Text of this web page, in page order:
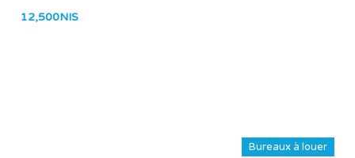
12,500NIS
Bureaux à louer